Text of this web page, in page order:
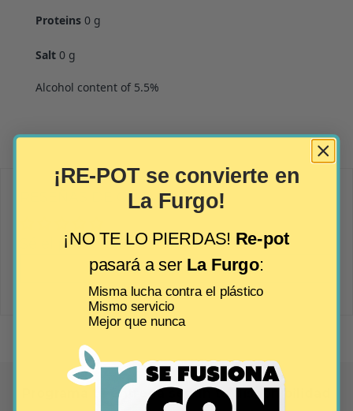
Proteins 0 g
Salt 0 g
Alcohol content of 5.5%
RESEÑAS DE CLIENTES
Sé el primero en escribir una reseña
Escribir una reseña
Programa tu entrega según tu disponibilidad
¡RE-POT se convierte en
La Furgo!
¡NO TE LO PIERDAS! Re-pot
pasará a ser La Furgo:
Misma lucha contra el plástico
Mismo servicio
Mejor que nunca